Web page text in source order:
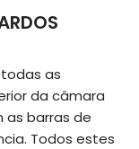
as
da câmara
barras de
Todos estes